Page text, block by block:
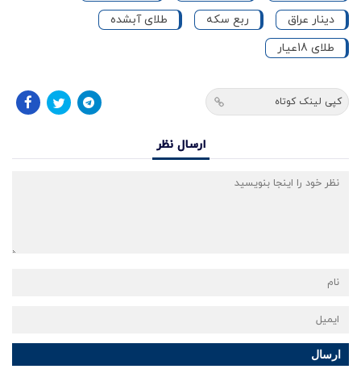
دینار عراق
ربع سکه
طلای آبشده
طلای 18عیار
کپی لینک کوتاه
ارسال نظر
ارسال